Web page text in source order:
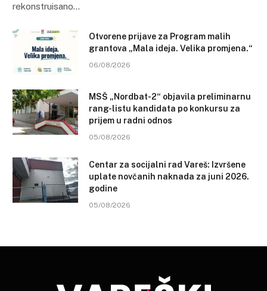
rekonstruisano…
Otvorene prijave za Program malih
grantova „Mala ideja. Velika promjena.“
06/08/2026
MSŠ „Nordbat-2“ objavila preliminarnu
rang-listu kandidata po konkursu za
prijem u radni odnos
05/08/2026
Centar za socijalni rad Vareš: Izvršene
uplate novčanih naknada za juni 2026.
godine
05/08/2026